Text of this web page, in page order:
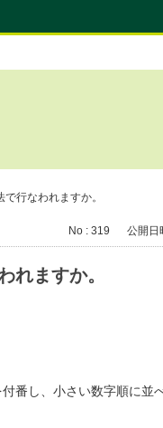
行なわれますか。
No : 319 公開日
れますか。
番し、小さい数字順に並